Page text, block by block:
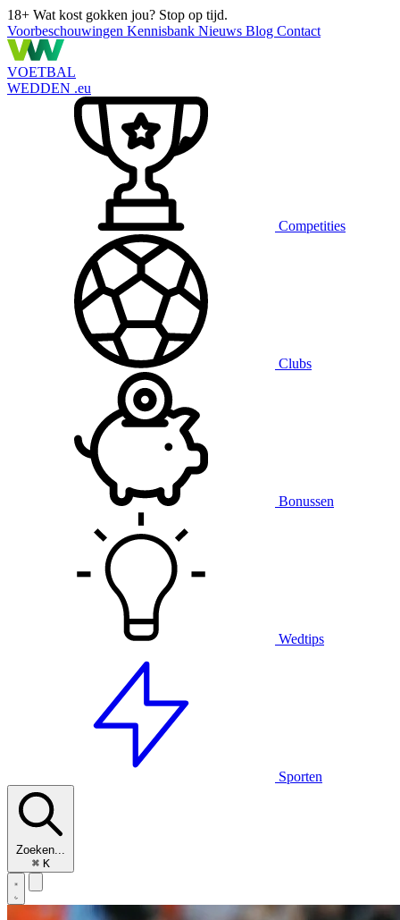
18+ Wat kost gokken jou? Stop op tijd.
Voorbeschouwingen Kennisbank Nieuws Blog Contact
VOETBAL
WEDDEN .eu
Competities
Clubs
Bonussen
Wedtips
Sporten
Zoeken...
⌘ K